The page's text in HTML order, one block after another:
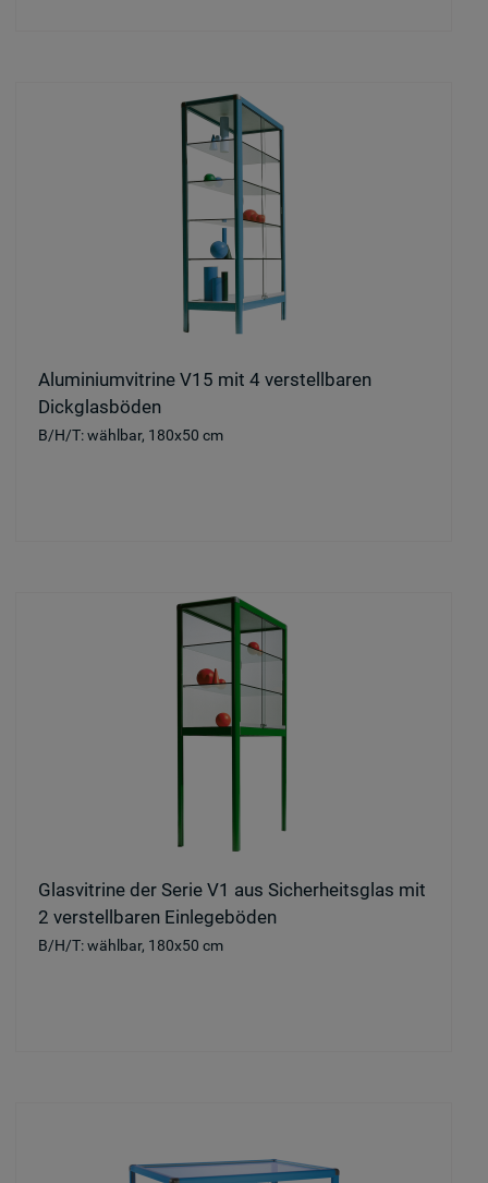
Aluminiumvitrine V15 mit 4 verstellbaren
Dickglasböden
B/H/T: wählbar, 180x50 cm
Glasvitrine der Serie V1 aus Sicherheitsglas mit
2 verstellbaren Einlegeböden
B/H/T: wählbar, 180x50 cm